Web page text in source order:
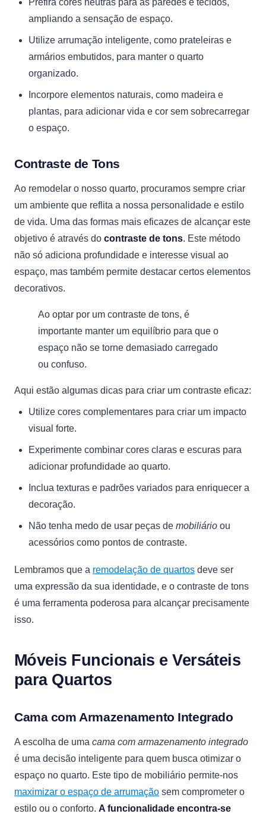
Prefira cores neutras para as paredes e tecidos,
ampliando a sensação de espaço.
Utilize arrumação inteligente, como prateleiras e
armários embutidos, para manter o quarto
organizado.
Incorpore elementos naturais, como madeira e
plantas, para adicionar vida e cor sem sobrecarregar
o espaço.
Contraste de Tons
Ao remodelar o nosso quarto, procuramos sempre criar
um ambiente que reflita a nossa personalidade e estilo
de vida. Uma das formas mais eficazes de alcançar este
objetivo é através do contraste de tons. Este método
não só adiciona profundidade e interesse visual ao
espaço, mas também permite destacar certos elementos
decorativos.
Ao optar por um contraste de tons, é
importante manter um equilíbrio para que o
espaço não se torne demasiado carregado
ou confuso.
Aqui estão algumas dicas para criar um contraste eficaz:
Utilize cores complementares para criar um impacto
visual forte.
Experimente combinar cores claras e escuras para
adicionar profundidade ao quarto.
Inclua texturas e padrões variados para enriquecer a
decoração.
Não tenha medo de usar peças de mobiliário ou
acessórios como pontos de contraste.
Lembramos que a remodelação de quartos deve ser
uma expressão da sua identidade, e o contraste de tons
é uma ferramenta poderosa para alcançar precisamente
isso.
Móveis Funcionais e Versáteis
para Quartos
Cama com Armazenamento Integrado
A escolha de uma cama com armazenamento integrado
é uma decisão inteligente para quem busca otimizar o
espaço no quarto. Este tipo de mobiliário permite-nos
maximizar o espaço de arrumação sem comprometer o
estilo ou o conforto. A funcionalidade encontra-se